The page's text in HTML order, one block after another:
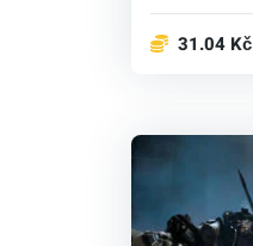
31.04 Kč